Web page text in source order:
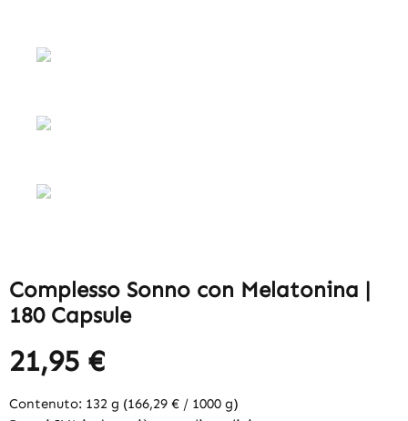
Complesso Sonno con Melatonina |
180 Capsule
21,95 €
Contenuto: 132 g (166,29 € / 1000 g)